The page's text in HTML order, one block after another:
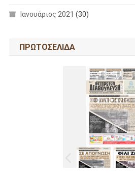
Ιανουάριος 2021 (30)
ΠΡΩΤΟΣΕΛΙΔΑ